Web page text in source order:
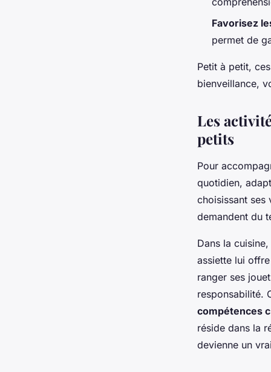
Favorisez
permet de
Petit à petit,
bienveillance,
Les
petits
Pour
quotidien,
choisissant ses
demandent du
Dans la
assiette lui
ranger ses
responsabilité.
compétences
réside dans la
devienne un